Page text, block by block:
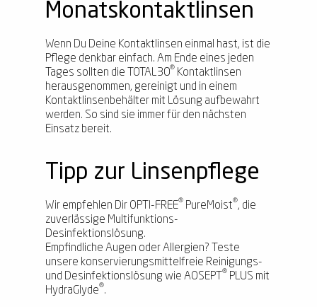
Monatskontaktlinsen
Wenn Du Deine Kontaktlinsen einmal hast, ist die
Pflege denkbar einfach. Am Ende eines jeden
Tages sollten die TOTAL30® Kontaktlinsen
herausgenommen, gereinigt und in einem
Kontaktlinsenbehälter mit Lösung aufbewahrt
werden. So sind sie immer für den nächsten
Einsatz bereit.
Tipp zur Linsenpflege
Wir empfehlen Dir OPTI-FREE® PureMoist®, die
zuverlässige Multifunktions-
Desinfektionslösung.
Empfindliche Augen oder Allergien? Teste
unsere konservierungsmittelfreie Reinigungs-
und Desinfektionslösung wie AOSEPT ® PLUS mit
HydraGlyde®.